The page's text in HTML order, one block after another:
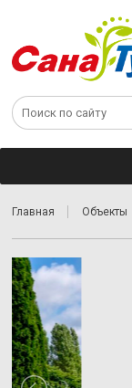
Главная Объекты